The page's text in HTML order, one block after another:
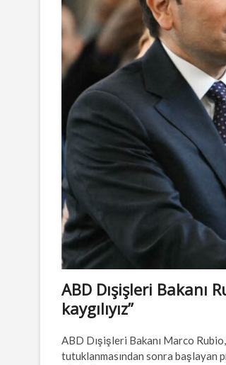
ABD Dışişleri Bakanı
kaygılıyız”
ABD Dışişleri Bakanı Marco
tutuklanmasından sonra başlayan